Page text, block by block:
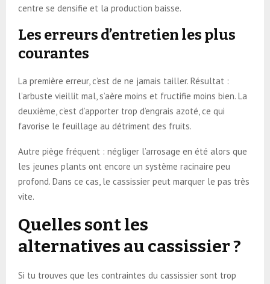
centre se densifie et la production baisse.
Les erreurs d’entretien les plus
courantes
La première erreur, c’est de ne jamais tailler. Résultat :
l’arbuste vieillit mal, s’aère moins et fructifie moins bien. La
deuxième, c’est d’apporter trop d’engrais azoté, ce qui
favorise le feuillage au détriment des fruits.
Autre piège fréquent : négliger l’arrosage en été alors que
les jeunes plants ont encore un système racinaire peu
profond. Dans ce cas, le cassissier peut marquer le pas très
vite.
Quelles sont les
alternatives au cassissier ?
Si tu trouves que les contraintes du cassissier sont trop